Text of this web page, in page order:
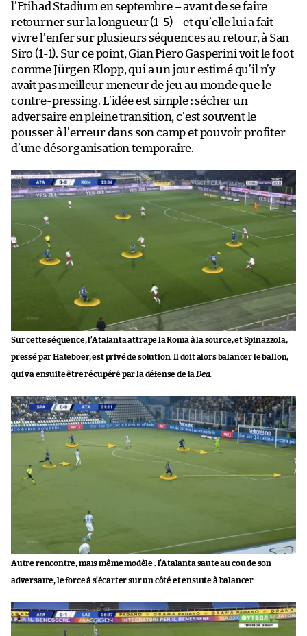
l’Etihad Stadium en septembre – avant de se faire
retourner sur la longueur (1-5) – et qu’elle lui a fait
vivre l’enfer sur plusieurs séquences au retour, à San
Siro (1-1). Sur ce point, Gian Piero Gasperini voit le foot
comme Jürgen Klopp, qui a un jour estimé qu’il n’y
avait pas meilleur meneur de jeu au monde que le
contre-pressing. L’idée est simple : sécher un
adversaire en pleine transition, c’est souvent le
pousser à l’erreur dans son camp et pouvoir profiter
d’une désorganisation temporaire.
Sur cette séquence, l’Atalanta attrape la Roma à la source, et Spinazzola,
pressé par Hateboer, est privé de solution. Il doit alors balancer le ballon,
qui va ensuite être récupéré par la défense de la Dea.
Autre rencontre, mais même modèle : l’Atalanta saute au cou de son
adversaire, le force à s’écarter sur un côté et ensuite à balancer.